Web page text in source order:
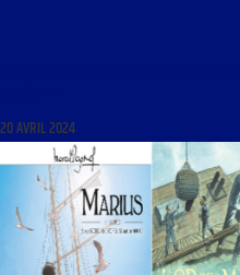
20 AVRIL 2024